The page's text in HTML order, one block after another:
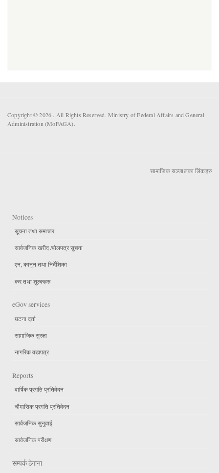
Copyright © 2026 . All Rights Reserved. Ministry of Federal Affairs and General
Administration (MoFAGA).
सामाजिक सञ्जालका लिंकहरु
Notices
सूचना तथा समाचार
सार्वजनिक खरीद /बोलपत्र सूचना
एन, कानुन तथा निर्देशिका
कर तथा शुल्कहरु
eGov services
घटना दर्ता
सामाजिक सुरक्षा
नागरिक वडापत्र
Reports
वार्षिक प्रगति प्रतिवेदन
चौमासिक प्रगति प्रतिवेदन
सार्वजनिक सुनुवाई
सार्वजनिक परीक्षण
सम्पर्क ठेगाना